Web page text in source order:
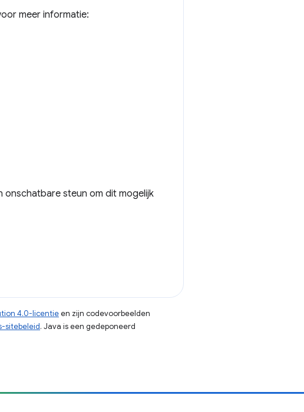
meer informatie:
onschatbare steun om dit mogelijk
4.0-licentieen zijn codevoorbeelden
sitebeleid. Java is een gedeponeerd